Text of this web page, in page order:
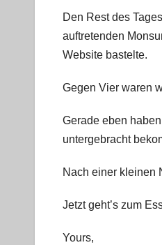
Den Rest des
auftretenden
Website bastelte.
Gegen Vier waren
Gerade eben
untergebracht
Nach einer kleinen
Jetzt geht’s zum
Yours,